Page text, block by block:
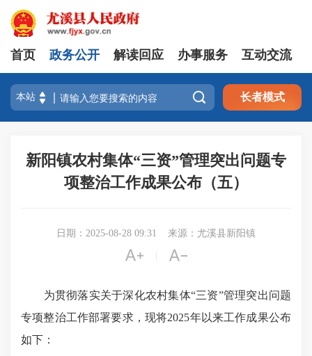
首页 政务公开 解读回应 办事服务 互动交流
 长者模式
新阳镇农村集体“三资”管理突出问题专
项整治工作成果公布（五）
日期：2025-08-28 09:31 来源：尤溪县新阳镇
 
为贯彻落实关于深化农村集体“三资”管理突出问题
专项整治工作部署要求，现将2025年以来工作成果公布
如下：